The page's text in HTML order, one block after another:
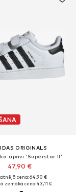
ORIGINALS
apavi 'Superstar II'
47,90 €
cena: 64,90 €
zemākā cena:43,11 €